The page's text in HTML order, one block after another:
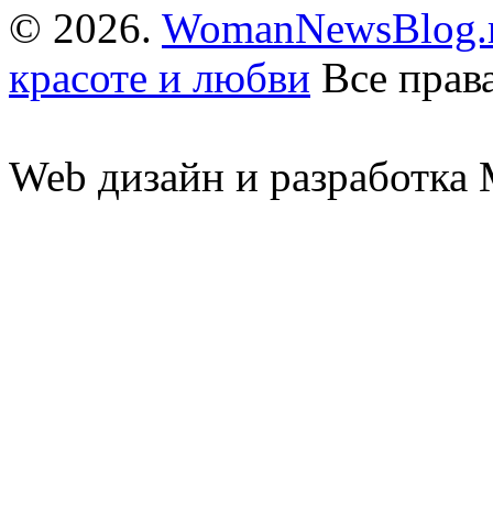
© 2026.
красоте и любви Все
Web дизайн и